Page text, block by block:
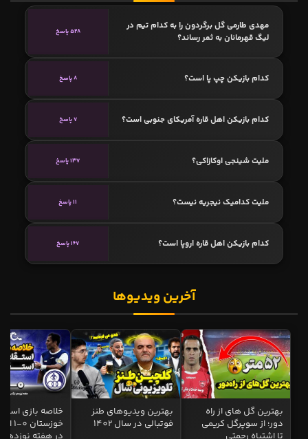
مهدی طارمی گل برگردون را به کدام تیم در
لیگ قهرمانان به ثمر رساند؟
528 پاسخ
کدام بازیکن چپ پا است؟ 8 پاسخ
کدام بازیکن اهل قاره آمریکای جنوبی است؟ 7 پاسخ
ملیت شینجی اوکازاکی؟ 137 پاسخ
ملیت کدامیک نیجریه نیست؟ 11 پاسخ
کدام بازیکن اهل قاره اروپا است؟ 167 پاسخ
آخرین ویدیوها
بهترین گل های از راه
دور؛ از سوپرگل کریمی
تا اشتباه رحمتی
بهترین ویدیوهای طنز
فوتبالی در سال 1402
خلاصه بازی
در هفته نوزدهم